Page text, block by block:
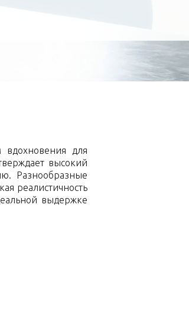
вдохновения для
высокий
Разнообразные
реалистичность
выдержке